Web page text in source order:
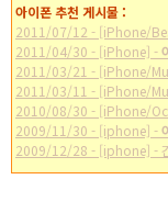
아이폰 추천 게시물 :
2011/07/12 - [iPhone/
2011/04/30 - [iPhone] -
2011/03/21 - [iPhone/
2011/03/11 - [iPhone/
2010/08/30 - [iPhone/
2009/11/30 - [iphone] -
2009/12/28 - [iphone] -